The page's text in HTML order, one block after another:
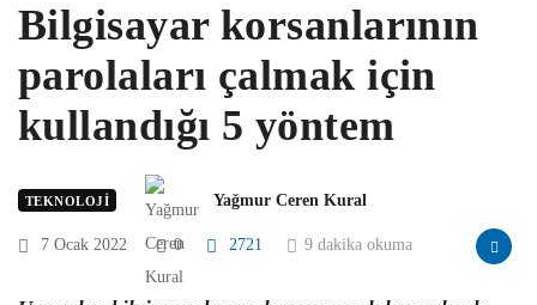
Bilgisayar korsanlarının
parolaları çalmak için
kullandığı 5 yöntem
TEKNOLOJI Yağmur Ceren Kural
7 Ocak 2022 0 2721 9 dakika okuma